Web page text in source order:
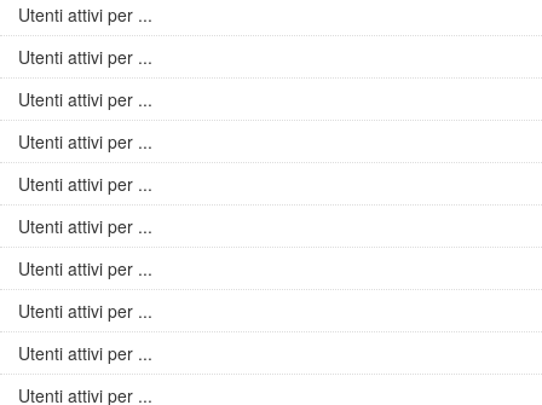
Utenti attivi per ...
Utenti attivi per ...
Utenti attivi per ...
Utenti attivi per ...
Utenti attivi per ...
Utenti attivi per ...
Utenti attivi per ...
Utenti attivi per ...
Utenti attivi per ...
Utenti attivi per ...